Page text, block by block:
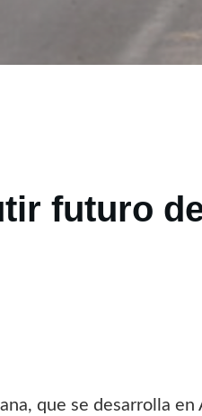
futuro
que se desarrolla en